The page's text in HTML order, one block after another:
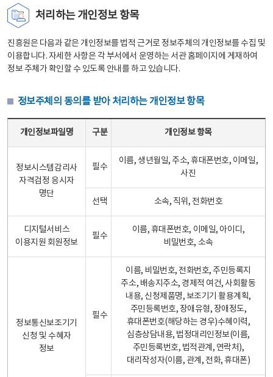
처리하는 개인정보 항목
진흥원은 다음과 같은 개인정보를 법적 근거로 정보주체의 개인정보를 수집 및
이용합니다. 자세한 사항은 각 부서에서 운영하는 서관 홈페이지에 게재하여
정보 주체가 확인할 수 있도록 안내를 하고 있습니다.
정보주체의 동의를 받아 처리하는 개인정보 항목
개인정보파일명 구분 개인정보 항목
정보시스템감리사
자격검정 응시자
명단
필수
이름, 생년월일, 주소, 휴대폰번호, 이메일,
사진
선택 소속, 직위, 전화번호
디지털서비스
이용지원 회원정보
필수
이름, 휴대폰번호, 이메일, 아이디,
비밀번호, 소속
정보통신보조기기
신청 및 수혜자
정보
필수
이름, 비밀번호, 전화번호, 주민등록지
주소, 배송지주소, 경제적 여건, 사회활동
내용, 신청제품명, 보조기기 활용계획,
주민등록번호, 장애유형, 장애정도,
휴대폰번호(해당하는 경우)수혜이력,
심층상담내용, 법정대리인정보(이름,
주민등록번호, 법적관계, 연락처),
대리작성자(이름, 관계, 전화, 휴대폰)